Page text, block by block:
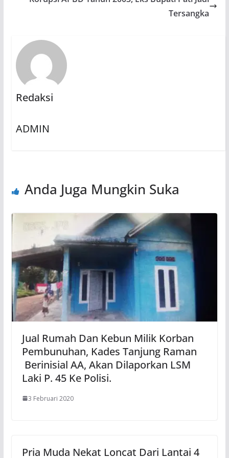
Tersangka
Redaksi
ADMIN
Anda Juga Mungkin Suka
Jual Rumah Dan Kebun Milik Korban
Pembunuhan, Kades Tanjung Raman
Berinisial AA, Akan Dilaporkan LSM
Laki P. 45 Ke Polisi.
3 Februari 2020
Pria Muda Nekat Loncat Dari Lantai 4